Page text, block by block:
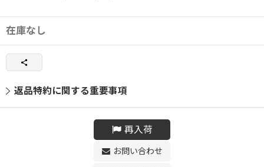
在庫なし
返品特約に関する重要事項
再入荷
お問い合わせ